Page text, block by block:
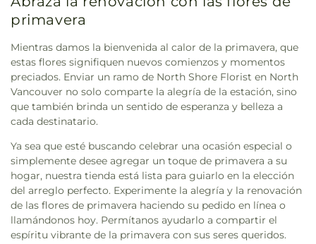
primavera
Mientras damos la bienvenida al calor de la primavera, que
estas flores signifiquen nuevos comienzos y momentos
preciados. Enviar un ramo de North Shore Florist en North
Vancouver no solo comparte la alegría de la estación, sino
que también brinda un sentido de esperanza y belleza a
cada destinatario.
Ya sea que esté buscando celebrar una ocasión especial o
simplemente desee agregar un toque de primavera a su
hogar, nuestra tienda está lista para guiarlo en la elección
del arreglo perfecto. Experimente la alegría y la renovación
de las flores de primavera haciendo su pedido en línea o
llamándonos hoy. Permítanos ayudarlo a compartir el
espíritu vibrante de la primavera con sus seres queridos.